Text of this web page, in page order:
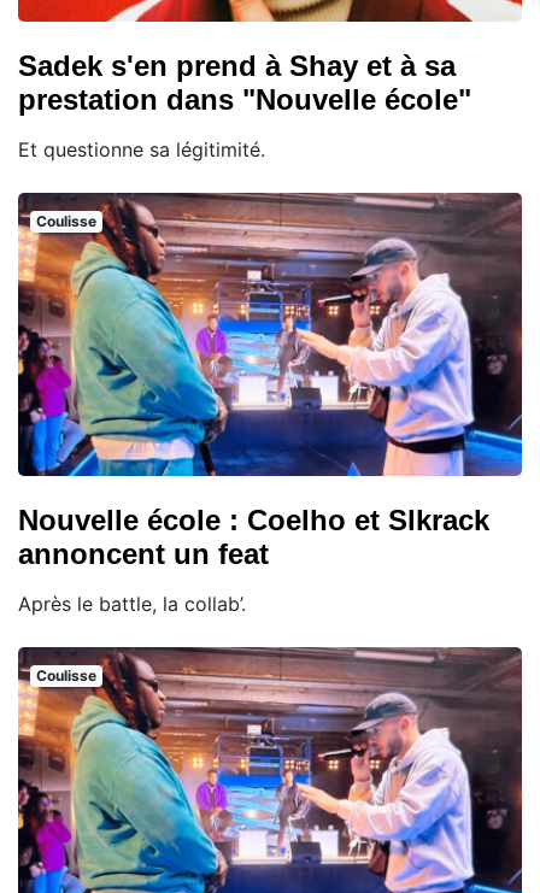
Sadek s'en prend à Shay et à sa
prestation dans "Nouvelle école"
Et questionne sa légitimité.
Coulisse
Nouvelle école : Coelho et Slkrack
annoncent un feat
Après le battle, la collab’.
Coulisse